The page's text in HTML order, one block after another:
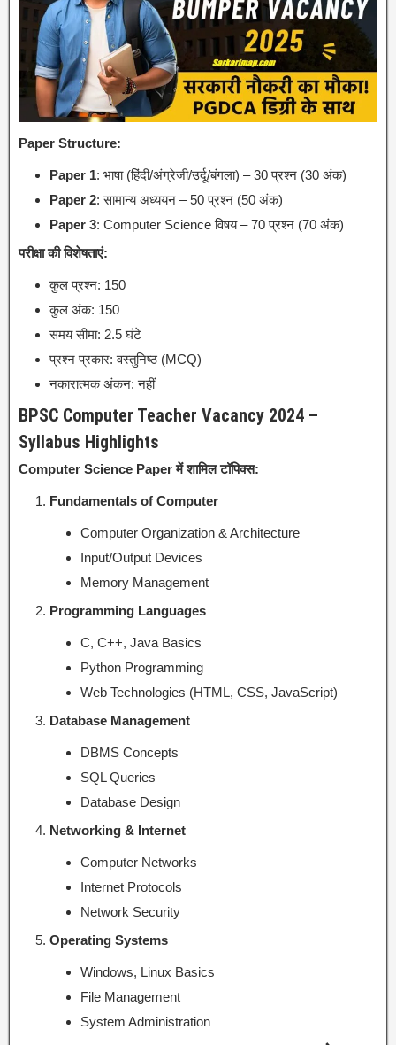
Paper Structure:
Paper 1: भाषा (हिंदी/अंग्रेजी/उर्दू/बंगला) – 30 प्रश्न (30 अंक)
Paper 2: सामान्य अध्ययन – 50 प्रश्न (50 अंक)
Paper 3: Computer Science विषय – 70 प्रश्न (70 अंक)
परीक्षा की विशेषताएं:
कुल प्रश्न: 150
कुल अंक: 150
समय सीमा: 2.5 घंटे
प्रश्न प्रकार: वस्तुनिष्ठ (MCQ)
नकारात्मक अंकन: नहीं
BPSC Computer Teacher Vacancy 2024 –
Syllabus Highlights
Computer Science Paper में शामिल टॉपिक्स:
Fundamentals of Computer
Computer Organization & Architecture
Input/Output Devices
Memory Management
Programming Languages
C, C++, Java Basics
Python Programming
Web Technologies (HTML, CSS, JavaScript)
Database Management
DBMS Concepts
SQL Queries
Database Design
Networking & Internet
Computer Networks
Internet Protocols
Network Security
Operating Systems
Windows, Linux Basics
File Management
System Administration